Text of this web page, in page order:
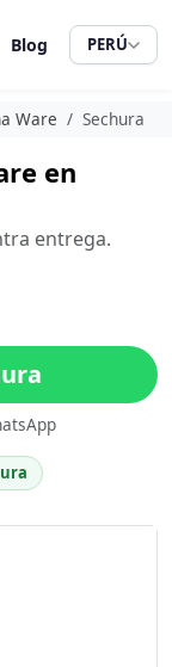
Blog PERÚ
Ware Sechura
en
entrega.